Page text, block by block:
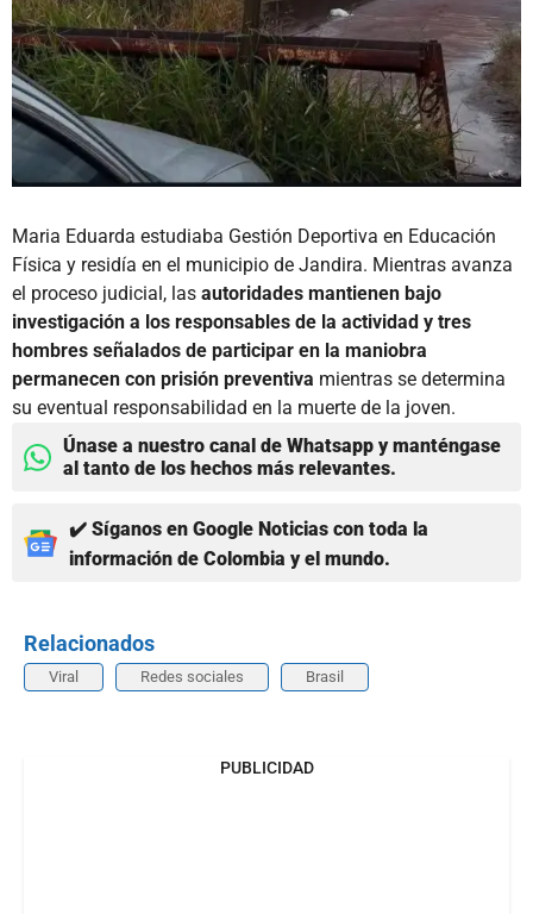
Maria Eduarda estudiaba Gestión Deportiva en Educación
Física y residía en el municipio de Jandira. Mientras avanza
el proceso judicial, las autoridades mantienen bajo
investigación a los responsables de la actividad y tres
hombres señalados de participar en la maniobra
permanecen con prisión preventiva mientras se determina
su eventual responsabilidad en la muerte de la joven.
Únase a nuestro canal de Whatsapp y manténgase
al tanto de los hechos más relevantes.
✔️ Síganos en Google Noticias con toda la
información de Colombia y el mundo.
Relacionados
Viral Redes sociales Brasil
PUBLICIDAD